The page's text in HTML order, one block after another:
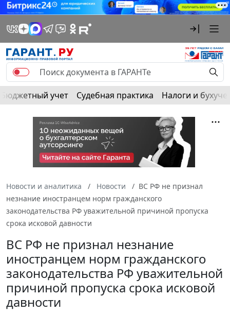
Бюджетный учет Судебная практика Налоги и
Новости и аналитика Новости
ВС РФ не признал
незнание иностранцем норм гражданского
законодательства РФ уважительной причиной пропуска
срока исковой давности
ВС РФ не признал незнание
иностранцем норм гражданского
законодательства РФ уважительной
причиной пропуска срока исковой
давности